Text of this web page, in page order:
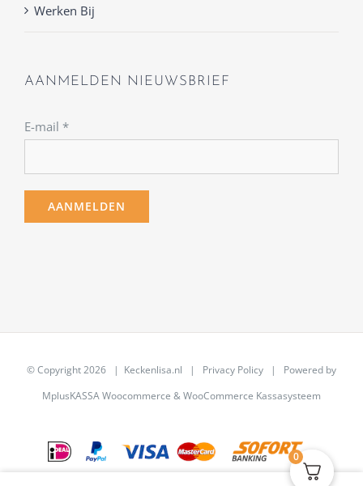
Werken Bij
AANMELDEN NIEUWSBRIEF
E-mail *
© Copyright2026 | Keckenlisa.nl | Privacy Policy | Powered by
MplusKASSA Woocommerce &WooCommerce Kassasysteem
0